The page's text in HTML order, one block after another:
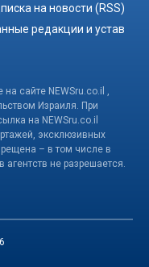
на новости (RSS)
редакции и устав
сайте NEWSru.co.il ,
Израиля. При
на NEWSru.co.il
эксклюзивных
– в том числе в
не разрешается.